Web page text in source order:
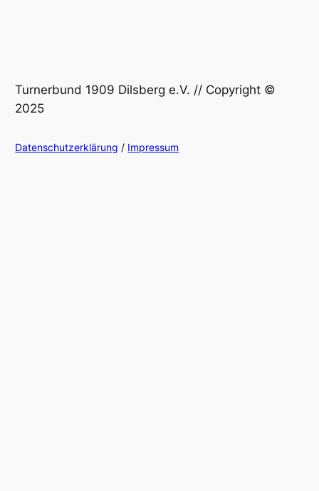
Turnerbund 1909 Dilsberg e.V. // Copyright ©
2025
Datenschutzerklärung / Impressum